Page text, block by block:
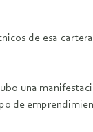
de esa
una
de